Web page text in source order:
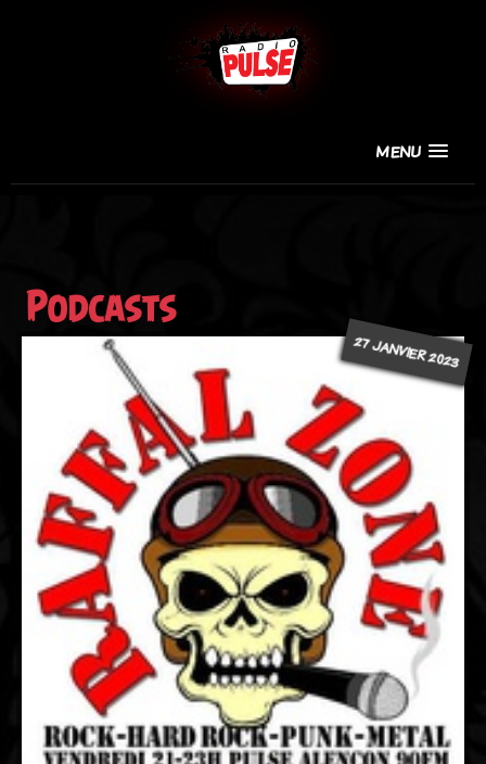
MENU
Podcasts
27 JANVIER 2023